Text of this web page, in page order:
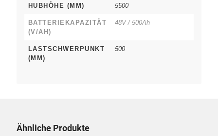
HUBHÖHE (MM) 5500
BATTERIEKAPAZITÄT
(V/AH)
48V / 500Ah
LASTSCHWERPUNKT
(MM)
500
Ähnliche Produkte